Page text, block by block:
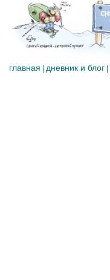
главная | дневник и блог |